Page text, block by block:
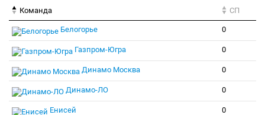
Команда СП
Белогорье 0
Газпром-Югра 0
Динамо Москва 0
Динамо-ЛО 0
Енисей 0